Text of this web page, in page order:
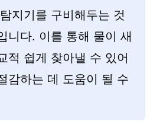
지기를 구비해두는 것
니다. 이를 통해 물이 새
적 쉽게 찾아낼 수 있어
감하는 데 도움이 될 수